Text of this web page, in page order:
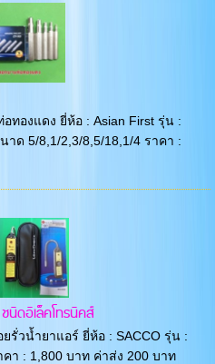
ทองแดง ยี่ห้อ : Asian First รุ่น :
าด 5/8,1/2,3/8,5/18,1/4 ราคา :
นิดอิเล็คโทรนิคส์
รั่วน้ำยาแอร์ ยี่ห้อ : SACCO รุ่น :
คา : 1,800 บาท ค่าส่ง 200 บาท